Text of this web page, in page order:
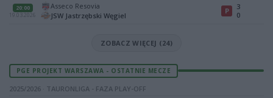
20:00
Asseco Resovia
JSW Jastrzębski Węgiel
P
3
0
ZOBACZ WIĘCEJ (24)
PGE PROJEKT WARSZAWA - OSTATNIE MECZE
2025/2026 · TAURONLIGA - FAZA PLAY-OFF